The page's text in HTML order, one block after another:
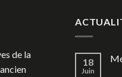
de la
18
Juin